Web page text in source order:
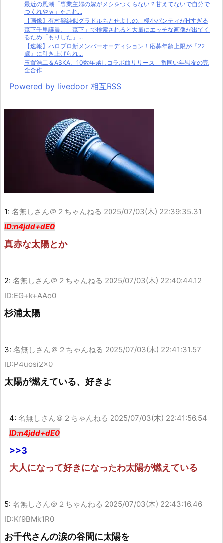
最近の風潮「専業主婦の嫁がメシをつくらない？甘えてないで自分で
つくれやｗ」←これ...
【画像】有村架純似グラドルちとせよしの、極小パンティがHすぎる
森下千里議員、「森下」で検索されると大量にエッチな画像が出てく
るため「もりした」...
【速報】ハロプロ新メンバーオーディション！応募年齢上限が『22
歳』に引き上げられ...
玉置浩二＆ASKA、10数年越しコラボ曲リリース 番同い年盟友の完
全合作
Powered by livedoor 相互RSS
1: 名無しさん＠２ちゃんねる 2025/07/03(木) 22:39:35.31
ID:n4jdd+dE0
真赤な太陽とか
2: 名無しさん＠２ちゃんねる 2025/07/03(木) 22:40:44.12
ID:EG+k+AAo0
杉浦太陽
3: 名無しさん＠２ちゃんねる 2025/07/03(木) 22:41:31.57
ID:P4uosi2x0
太陽が燃えている、好きよ
4: 名無しさん＠２ちゃんねる 2025/07/03(木) 22:41:56.54
ID:n4jdd+dE0
>>3
大人になって好きになったわ太陽が燃えている
5: 名無しさん＠２ちゃんねる 2025/07/03(木) 22:43:16.46
ID:Kf9BMk1R0
お千代さんの涙の谷間に太陽を